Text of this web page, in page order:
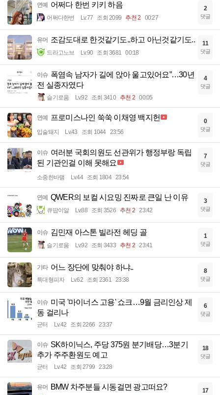
연예 어쩌다 한번 키키 하음
어쩌다한번 Lv.77 조회 2099 추천 2 00:27
2
댓글
유머 조감도대로 한것같기도..하고 아닌것같기도..
드라고노브 Lv.90 조회 3681 00:18
11
댓글
이슈 폭염속 남자가 길에 앉아 울고있어요”…30년
전 실종자였다
슬기로움 Lv.92 조회 3410 추천 2 00:05
4
댓글
연예 프로미스나인 쑥쑥 이채영 백지헌
입술돼지 Lv.43 조회 1044 23:56
0
댓글
이슈 여러분 국회의원도 선관위가 행정부랑 독립
된 기관인걸 이해 못해요
소중한바램 Lv.44 조회 1804 23:54
7
댓글
연예 QWER의 보컬 시요밍 진짜로 큰일 난 이유
큐땁이알 Lv.88 조회 3526 추천 2 23:42
3
댓글
이슈 김민재 아스톤 빌라전 헤딩 골
슬기로움 Lv.92 조회 3433 추천 2 23:41
1
댓글
기타 어느 장단에 맞춰야 하냐..
특대형피자 Lv.62 조회 2361 23:38
8
댓글
이슈 미국 '마이너스 고용' 쇼크…9월 금리인상 제
동 걸리나
균터 Lv.42 조회 2266 23:37
6
댓글
이슈 SK하이닉스, 주당 375원 분기배당…3분기
추가 주주환원도 예고
균터 Lv.42 조회 2799 23:28
18
댓글
유머 BMW 차주분들 시동걸면 광고떠요? 17